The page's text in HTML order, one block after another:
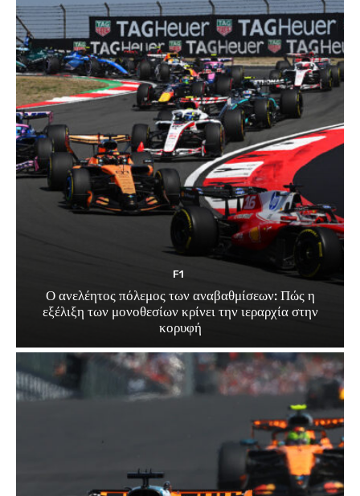
F1
Ο ανελέητος πόλεμος των αναβαθμίσεων: Πώς η
εξέλιξη των μονοθεσίων κρίνει την ιεραρχία στην
κορυφή